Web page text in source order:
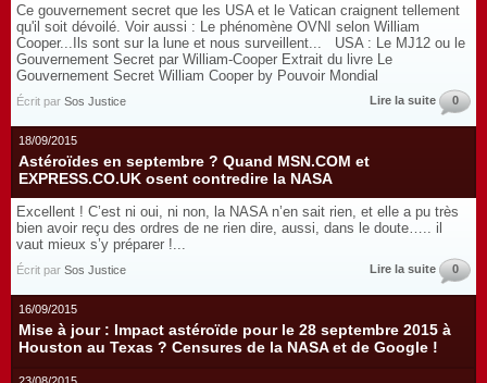
Ce gouvernement secret que les USA et le Vatican craignent tellement
qu'il soit dévoilé. Voir aussi : Le phénomène OVNI selon William
Cooper...Ils sont sur la lune et nous surveillent... USA : Le MJ12 ou le
Gouvernement Secret par William-Cooper Extrait du livre Le
Gouvernement Secret William Cooper by Pouvoir Mondial
Écrit par Sos Justice Lire la suite 0
18/09/2015
Astéroïdes en septembre ? Quand MSN.COM et
EXPRESS.CO.UK osent contredire la NASA
Excellent ! C’est ni oui, ni non, la NASA n’en sait rien, et elle a pu très
bien avoir reçu des ordres de ne rien dire, aussi, dans le doute….. il
vaut mieux s’y préparer !...
Écrit par Sos Justice Lire la suite 0
16/09/2015
Mise à jour : Impact astéroïde pour le 28 septembre 2015 à
Houston au Texas ? Censures de la NASA et de Google !
23/08/2015